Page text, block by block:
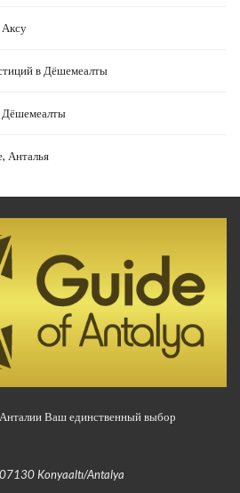
в Дёшемеалты
Дёшемеалты
Анталья
Ваш единственный выбор
Konyaaltı/Antalya